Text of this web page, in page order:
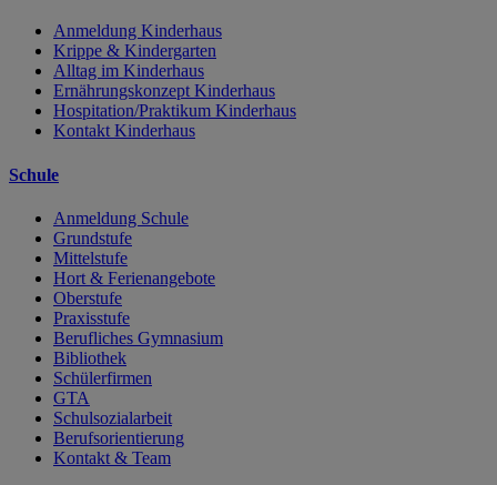
Anmeldung Kinderhaus
Krippe & Kindergarten
Alltag im Kinderhaus
Ernährungskonzept Kinderhaus
Hospitation/Praktikum Kinderhaus
Kontakt Kinderhaus
Schule
Anmeldung Schule
Grundstufe
Mittelstufe
Hort & Ferienangebote
Oberstufe
Praxisstufe
Berufliches Gymnasium
Bibliothek
Schülerfirmen
GTA
Schulsozialarbeit
Berufsorientierung
Kontakt & Team